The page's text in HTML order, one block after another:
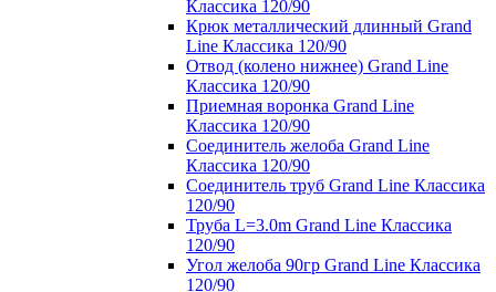
Классика 120/90
Крюк металлический длинный Grand
Line Классика 120/90
Отвод (колено нижнее) Grand Line
Классика 120/90
Приемная воронка Grand Line
Классика 120/90
Соединитель желоба Grand Line
Классика 120/90
Соединитель труб Grand Line Классика
120/90
Труба L=3.0m Grand Line Классика
120/90
Угол желоба 90гр Grand Line Классика
120/90